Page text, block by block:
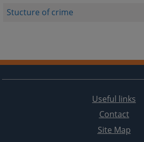
Stucture of crime
Useful links
Contact
Site Map